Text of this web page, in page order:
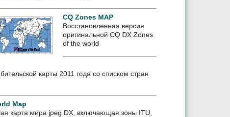
CQ Zones MAP
Восстановленная версия
оригинальной CQ DX Zones
of the world
карты 2011 года со списком стран
Map
карта мира jpeg DX, включающая зоны ITU,